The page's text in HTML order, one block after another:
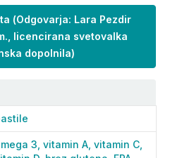
(Odgovarja: Lara Pezdir
licencirana svetovalka
dopolnila)
3, vitamin A, vitamin C,